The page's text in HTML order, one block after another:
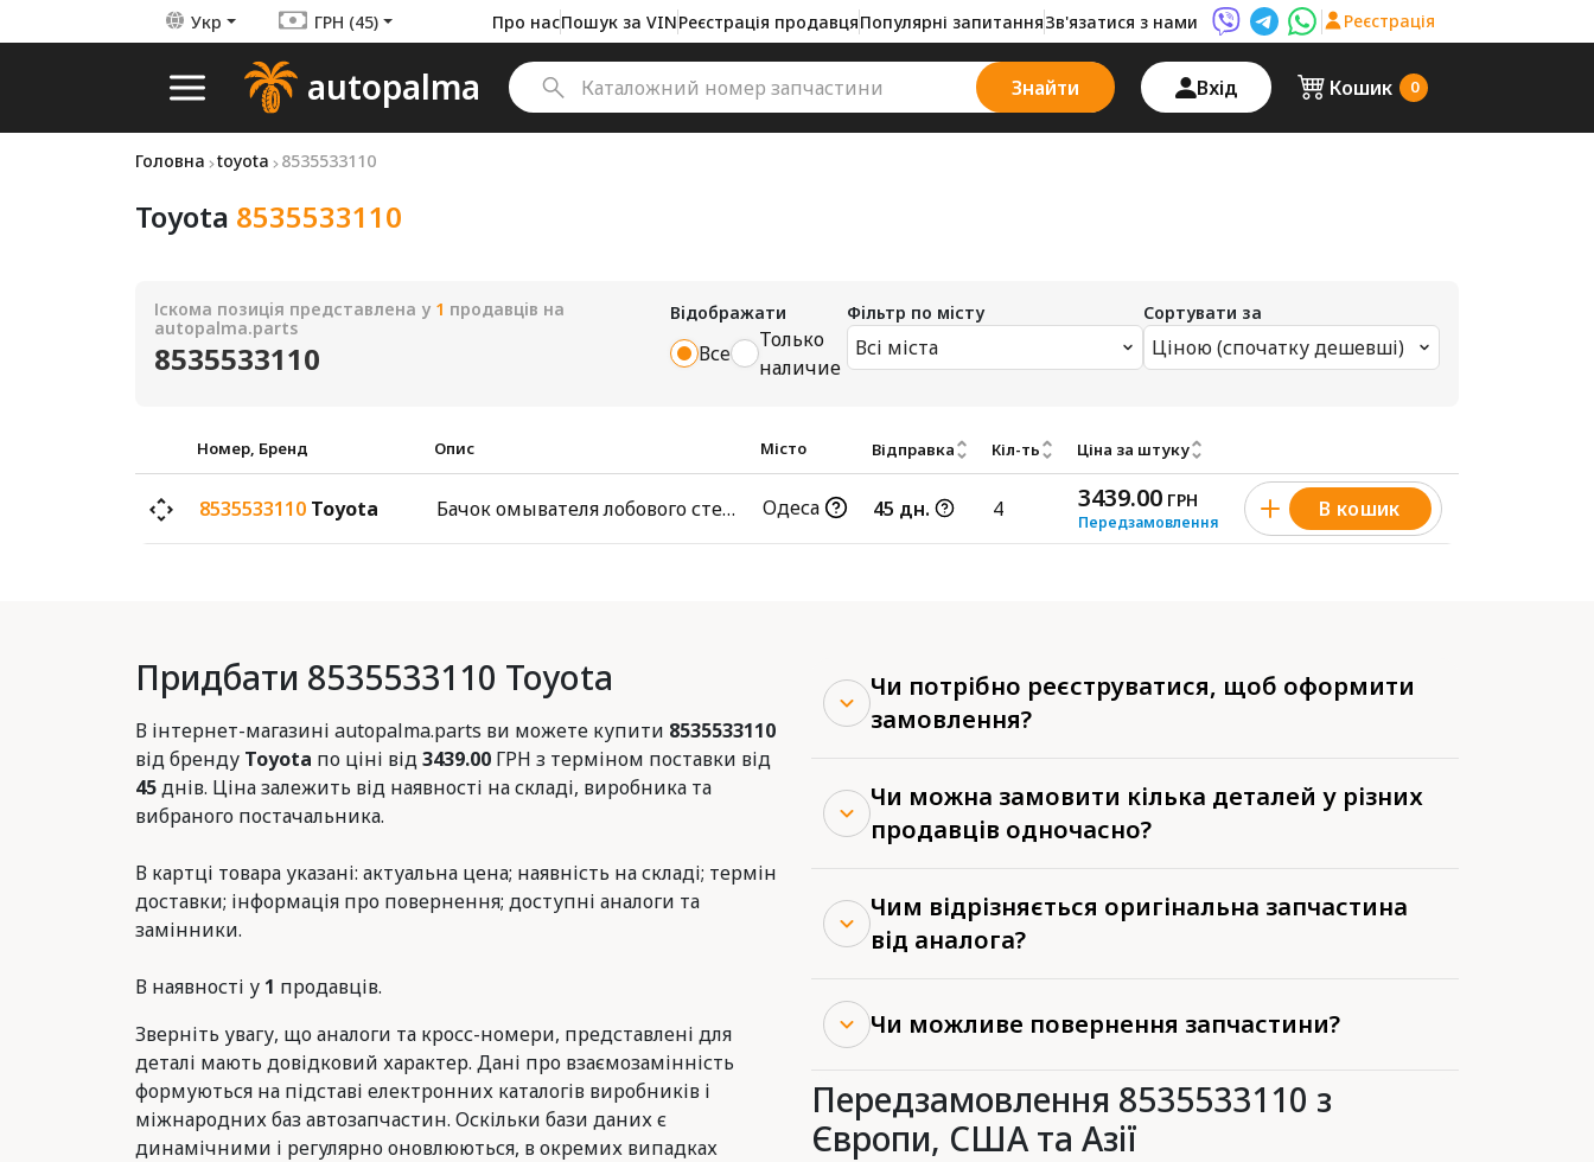
Укр ГРН (45) Про насПошук за VINРеєстрація продавцяПопулярні запитанняЗв'язатися з нами Viber AutoPalma
Telegram AutoPalma
WhatsApp AutoPalma
Реєстрація
autopalma Знайти Вхід Кошик 0
Головна toyota 8535533110
Toyota 8535533110
Іскома позиція представлена у 1 продавців на
autopalma.parts
8535533110
Відображати
Все
Только
наличие
Фільтр по місту
Всі міста
Сортувати за
Ціною (спочатку дешевші)
Номер, Бренд Опис Місто Відправка Кіл-ть Ціна за штуку
8535533110 Toyota Бачок омывателя лобового стекла Одеса 45 дн. 4 3439.00 ГРН
Передзамовлення
В кошик
Придбати 8535533110 Toyota
В інтернет-магазині autopalma.parts ви можете купити 8535533110
від бренду Toyota по ціні від3439.00 ГРН з терміном поставки від
45днів. Ціна залежить від наявності на складі, виробника та
вибраного постачальника.
В картці товара указані: актуальна цена; наявність на складі; термін
доставки; інформація про повернення; доступні аналоги та
замінники.
В наявності у 1 продавців.
Зверніть увагу, що аналоги та кросс-номери, представлені для
деталі мають довідковий характер. Дані про взаємозамінність
формуються на підставі електронних каталогів виробників і
міжнародних баз автозапчастин. Оскільки бази даних є
динамічними і регулярно оновлюються, в окремих випадках
Чи потрібно реєструватися, щоб оформити
замовлення?
Чи можна замовити кілька деталей у різних
продавців одночасно?
Чим відрізняється оригінальна запчастина
від аналога?
Чи можливе повернення запчастини?
Передзамовлення 8535533110 з
Європи, США та Азії